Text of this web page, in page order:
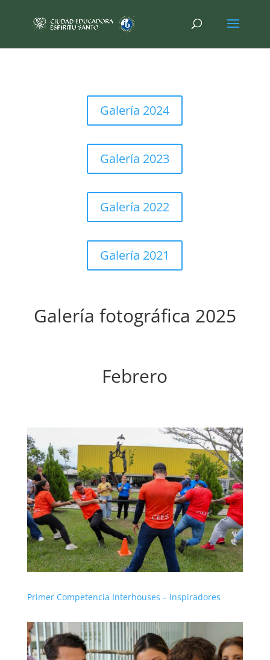
Galería 2024
Galería 2023
Galería 2022
Galería 2021
Galería fotográfica 2025
Febrero
Primer Competencia Interhouses – Inspiradores